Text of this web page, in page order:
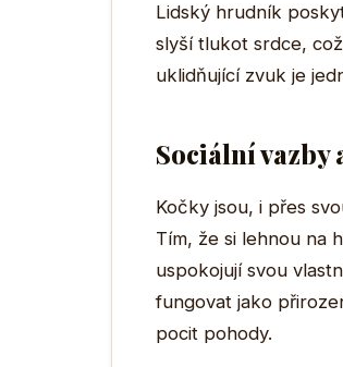
Lidský hrudník
slyší tlukot srdce,
uklidňující zvuk je
Sociální
Kočky jsou, i přes
Tím, že si lehnou na
uspokojují svou
fungovat jako
pocit pohody.